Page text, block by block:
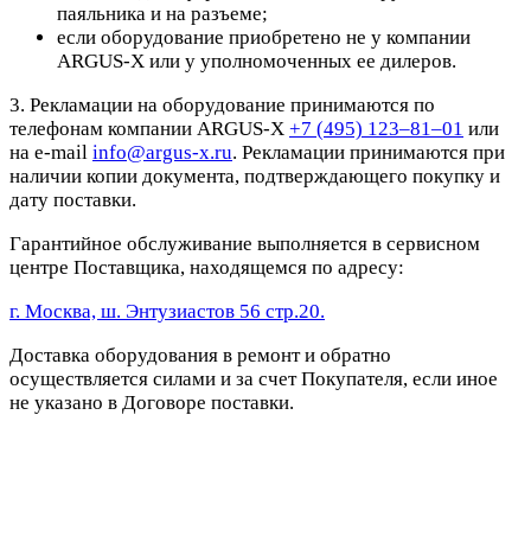
паяльника и на разъеме;
если оборудование приобретено не у компании
ARGUS-X или у уполномоченных ее дилеров.
3. Рекламации на оборудование принимаются по
телефонам компании ARGUS-X +7 (495) 123–81–01 или
на e-mail info@argus-x.ru. Рекламации принимаются при
наличии копии документа, подтверждающего покупку и
дату поставки.
Гарантийное обслуживание выполняется в сервисном
центре Поставщика, находящемся по адресу:
г. Москва, ш. Энтузиастов 56 стр.20.
Доставка оборудования в ремонт и обратно
осуществляется силами и за счет Покупателя, если иное
не указано в Договоре поставки.